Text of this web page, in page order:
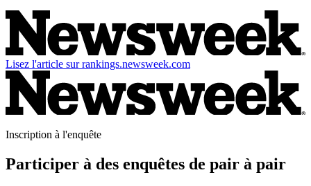
Lisez l'article sur rankings.newsweek.com
Inscription à l'enquête
Participer à des enquêtes de pair à pair